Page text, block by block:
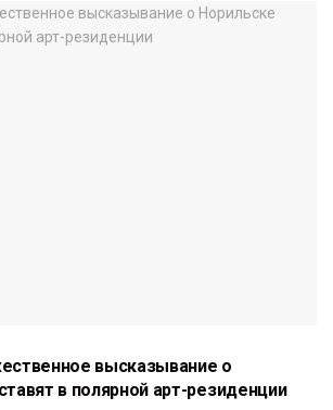
высказывание о
в полярной арт-резиденции